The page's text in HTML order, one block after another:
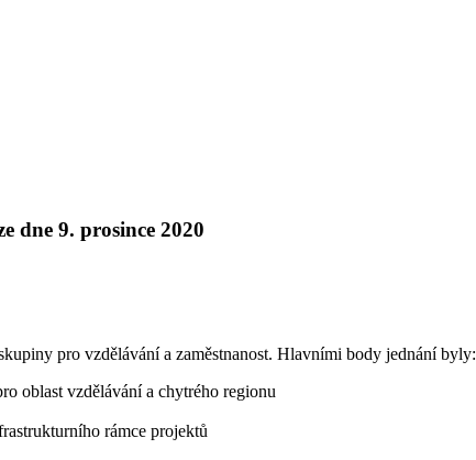
dne 9. prosince 2020
pro vzdělávání a zaměstnanost. Hlavními body jednání byly:
oblast vzdělávání a chytrého regionu
rámce projektů